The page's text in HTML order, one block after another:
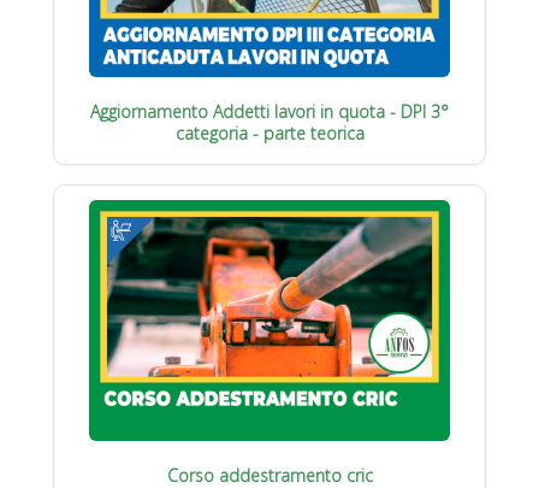
Aggiornamento Addetti lavori in quota - DPI 3°
categoria - parte teorica
Corso addestramento cric